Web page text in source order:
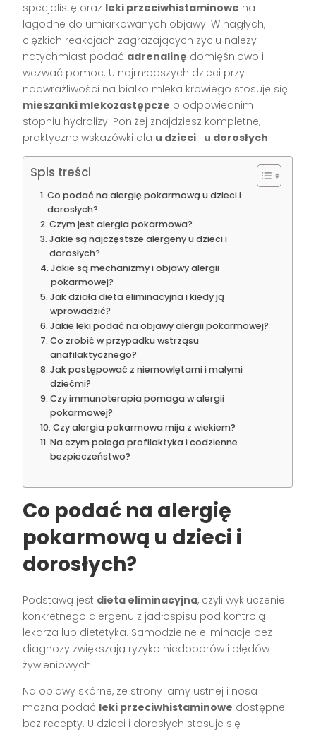
specjalistę oraz leki przeciwhistaminowe na
łagodne do umiarkowanych objawy. W nagłych,
ciężkich reakcjach zagrażających życiu należy
natychmiast podać adrenalinę domięśniowo i
wezwać pomoc. U najmłodszych dzieci przy
nadwrażliwości na białko mleka krowiego stosuje się
mieszanki mlekozastępcze o odpowiednim
stopniu hydrolizy. Poniżej znajdziesz kompletne,
praktyczne wskazówki dla u dzieci i u dorosłych.
Spis treści
Co podać na alergię pokarmową u dzieci i
dorosłych?
Czym jest alergia pokarmowa?
Jakie są najczęstsze alergeny u dzieci i
dorosłych?
Jakie są mechanizmy i objawy alergii
pokarmowej?
Jak działa dieta eliminacyjna i kiedy ją
wprowadzić?
Jakie leki podać na objawy alergii pokarmowej?
Co zrobić w przypadku wstrząsu
anafilaktycznego?
Jak postępować z niemowlętami i małymi
dziećmi?
Czy immunoterapia pomaga w alergii
pokarmowej?
Czy alergia pokarmowa mija z wiekiem?
Na czym polega profilaktyka i codzienne
bezpieczeństwo?
Co podać na alergię
pokarmową u dzieci i
dorosłych?
Podstawą jest dieta eliminacyjna, czyli wykluczenie
konkretnego alergenu z jadłospisu pod kontrolą
lekarza lub dietetyka. Samodzielne eliminacje bez
diagnozy zwiększają ryzyko niedoborów i błędów
żywieniowych.
Na objawy skórne, ze strony jamy ustnej i nosa
można podać leki przeciwhistaminowe dostępne
bez recepty. U dzieci i dorosłych stosuje się